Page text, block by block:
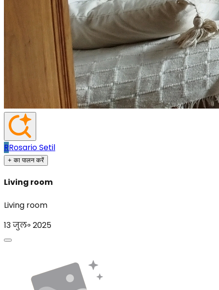
RRosario Setil
+ का पालन करें
Living room
Living room
13 जुल॰ 2025